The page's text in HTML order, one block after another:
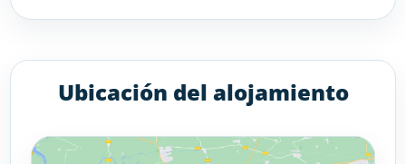
Ubicación del alojamiento